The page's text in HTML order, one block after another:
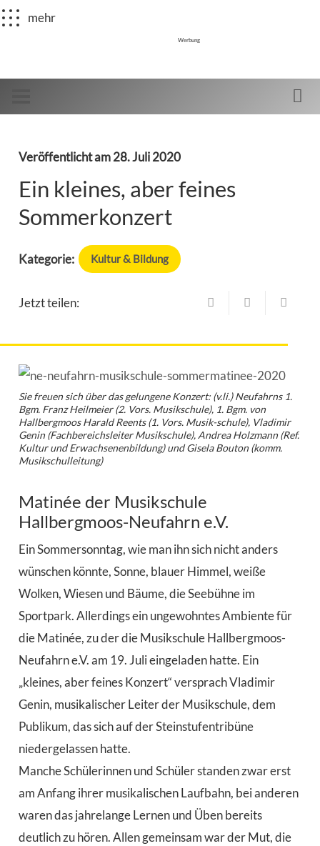
mehr
Werbung
Veröffentlicht am28. Juli 2020
Ein kleines, aber feines
Sommerkonzert
Kategorie: Kultur & Bildung
Jetzt teilen:
Sie freuen sich über das gelungene Konzert: (v.li.) Neufahrns 1.
Bgm. Franz Heilmeier (2. Vors. Musikschule), 1. Bgm. von
Hallbergmoos Harald Reents (1. Vors. Musik-schule), Vladimir
Genin (Fachbereichsleiter Musikschule), Andrea Holzmann (Ref.
Kultur und Erwachsenenbildung) und Gisela Bouton (komm.
Musikschulleitung)
Matinée der Musikschule
Hallbergmoos-Neufahrn e.V.
Ein Sommersonntag, wie man ihn sich nicht anders
wünschen könnte, Sonne, blauer Himmel, weiße
Wolken, Wiesen und Bäume, die Seebühne im
Sportpark. Allerdings ein ungewohntes Ambiente für
die Matinée, zu der die Musikschule Hallbergmoos-
Neufahrn e.V. am 19. Juli eingeladen hatte. Ein
„kleines, aber feines Konzert“ versprach Vladimir
Genin, musikalischer Leiter der Musikschule, dem
Publikum, das sich auf der Steinstufentribüne
niedergelassen hatte.
Manche Schülerinnen und Schüler standen zwar erst
am Anfang ihrer musikalischen Laufbahn, bei anderen
waren das jahrelange Lernen und Üben bereits
deutlich zu hören. Allen gemeinsam war der Mut, die